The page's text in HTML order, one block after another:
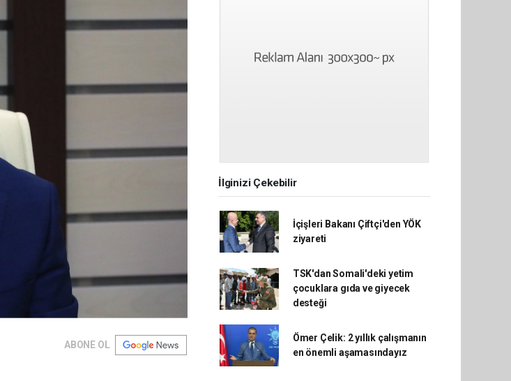
ABONE OL
İlginizi Çekebilir
İçişleri Bakanı Çiftçi'den YÖK
ziyareti
TSK'dan Somali'deki yetim
çocuklara gıda ve giyecek
desteği
Ömer Çelik: 2 yıllık çalışmanın
en önemli aşamasındayız